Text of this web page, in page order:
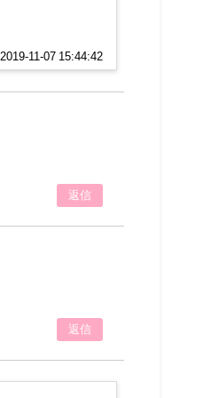
2019-11-07 15:44:42
返信
返信